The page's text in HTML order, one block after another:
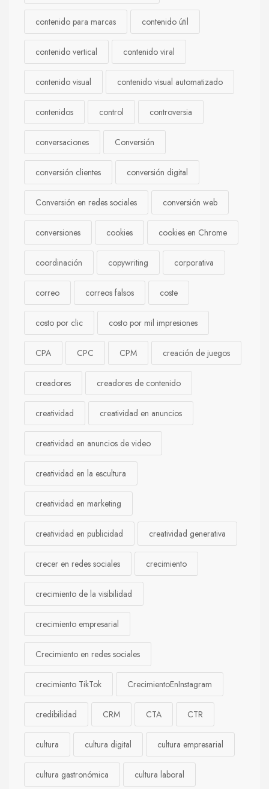
contenido para marcas contenido útil
contenido vertical contenido viral
contenido visual contenido visual automatizado
contenidos control controversia
conversaciones Conversión
conversión clientes conversión digital
Conversión en redes sociales conversión web
conversiones cookies cookies en Chrome
coordinación copywriting corporativa
correo correos falsos coste
costo por clic costo por mil impresiones
CPA CPC CPM creación de juegos
creadores creadores de contenido
creatividad creatividad en anuncios
creatividad en anuncios de video
creatividad en la escultura
creatividad en marketing
creatividad en publicidad creatividad generativa
crecer en redes sociales crecimiento
crecimiento de la visibilidad
crecimiento empresarial
Crecimiento en redes sociales
crecimiento TikTok CrecimientoEnInstagram
credibilidad CRM CTA CTR
cultura cultura digital cultura empresarial
cultura gastronómica cultura laboral